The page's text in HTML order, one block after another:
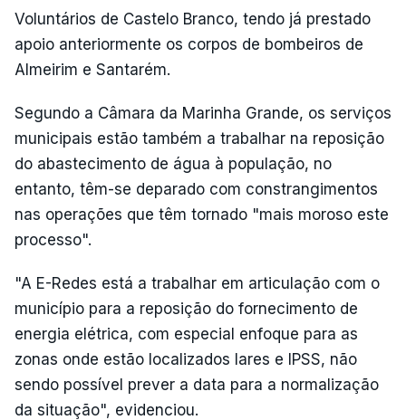
Voluntários de Castelo Branco, tendo já prestado
apoio anteriormente os corpos de bombeiros de
Almeirim e Santarém.
Segundo a Câmara da Marinha Grande, os serviços
municipais estão também a trabalhar na reposição
do abastecimento de água à população, no
entanto, têm-se deparado com constrangimentos
nas operações que têm tornado "mais moroso este
processo".
"A E-Redes está a trabalhar em articulação com o
município para a reposição do fornecimento de
energia elétrica, com especial enfoque para as
zonas onde estão localizados lares e IPSS, não
sendo possível prever a data para a normalização
da situação", evidenciou.